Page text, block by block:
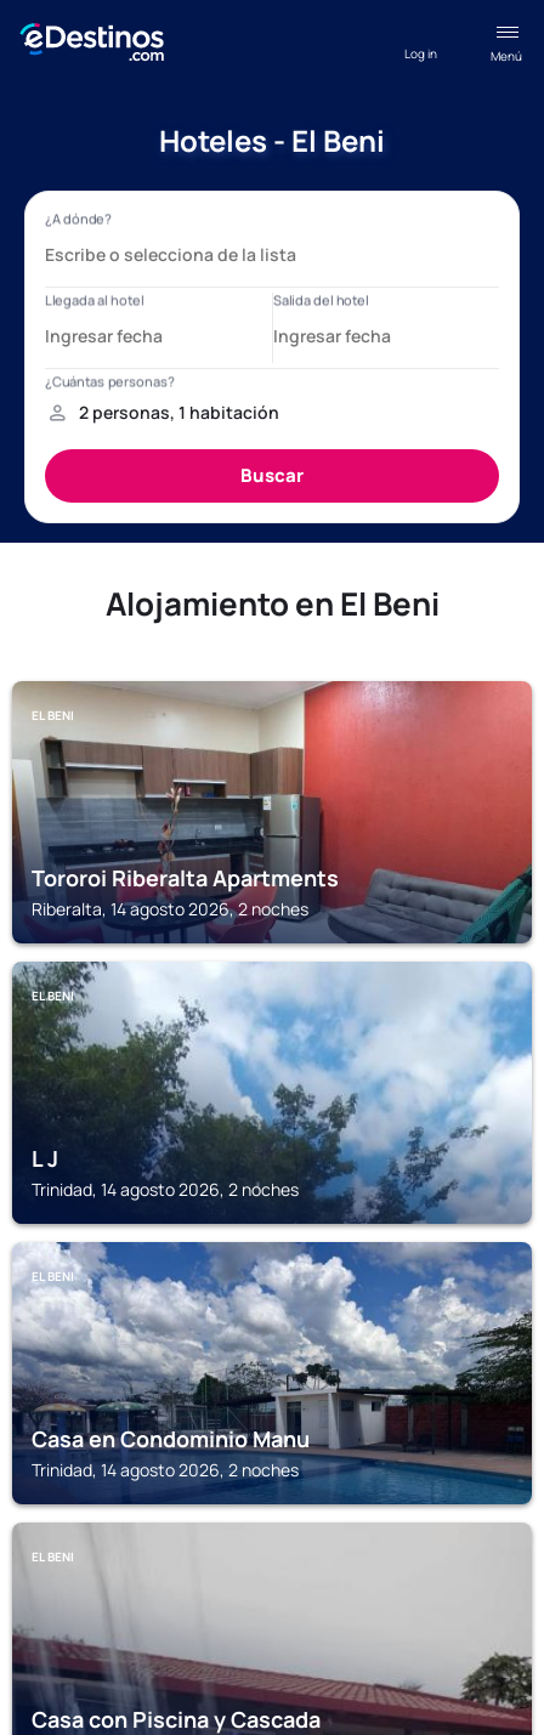
Menú
Log in
Hoteles - El Beni
Alojamiento en El Beni
EL BENI
Tororoi Riberalta Apartments
Riberalta, 14 agosto 2026, 2 noches
EL BENI
L J
Trinidad, 14 agosto 2026, 2 noches
EL BENI
Casa en Condominio Manu
Trinidad, 14 agosto 2026, 2 noches
EL BENI
Casa con Piscina y Cascada